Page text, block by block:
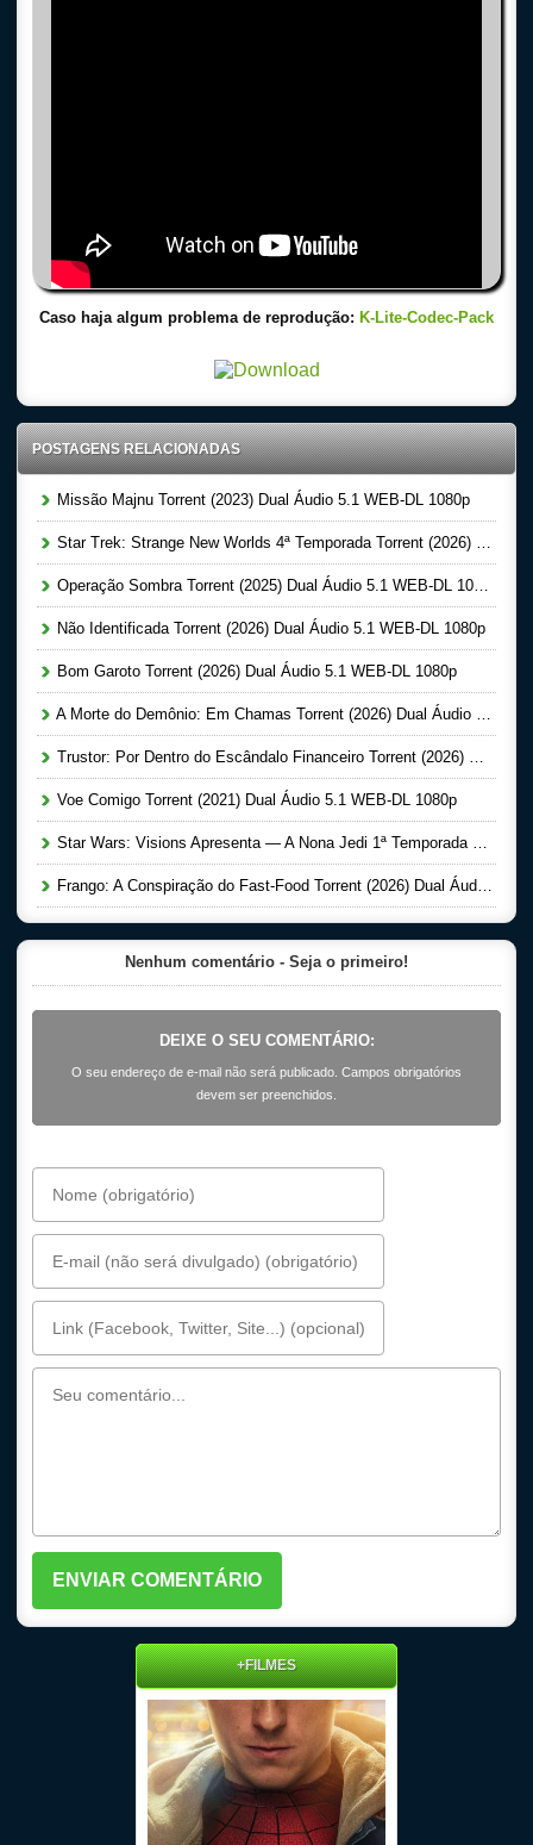
Caso haja algum problema de reprodução: K-Lite-Codec-Pack
POSTAGENS RELACIONADAS
Missão Majnu Torrent (2023) Dual Áudio 5.1 WEB-DL 1080p
Star Trek: Strange New Worlds 4ª Temporada Torrent (2026) Dual Áudio 5.1 WEB-DL 1080p
Operação Sombra Torrent (2025) Dual Áudio 5.1 WEB-DL 1080p
Não Identificada Torrent (2026) Dual Áudio 5.1 WEB-DL 1080p
Bom Garoto Torrent (2026) Dual Áudio 5.1 WEB-DL 1080p
A Morte do Demônio: Em Chamas Torrent (2026) Dual Áudio WEB-DL 720p | 1080p
Trustor: Por Dentro do Escândalo Financeiro Torrent (2026) Dual Áudio 5.1 WEB-DL 1080p
Voe Comigo Torrent (2021) Dual Áudio 5.1 WEB-DL 1080p
Star Wars: Visions Apresenta — A Nona Jedi 1ª Temporada Completa Torrent (2026) Dual Áudio 5.1 WEB-DL 1080p
Frango: A Conspiração do Fast-Food Torrent (2026) Dual Áudio 5.1 WEB-DL 1080p
Nenhum comentário - Seja o primeiro!
DEIXE O SEU COMENTÁRIO:
O seu endereço de e-mail não será publicado. Campos obrigatórios
devem ser preenchidos.
+FILMES